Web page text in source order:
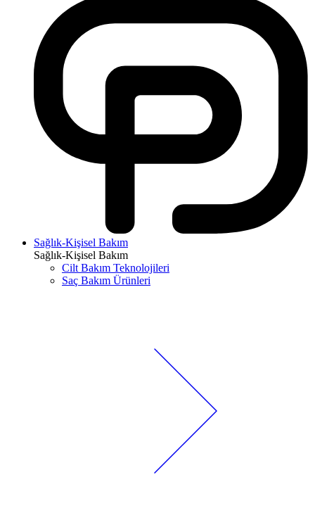
Sağlık-Kişisel Bakım
Sağlık-Kişisel Bakım
Cilt Bakım Teknolojileri
Saç Bakım Ürünleri